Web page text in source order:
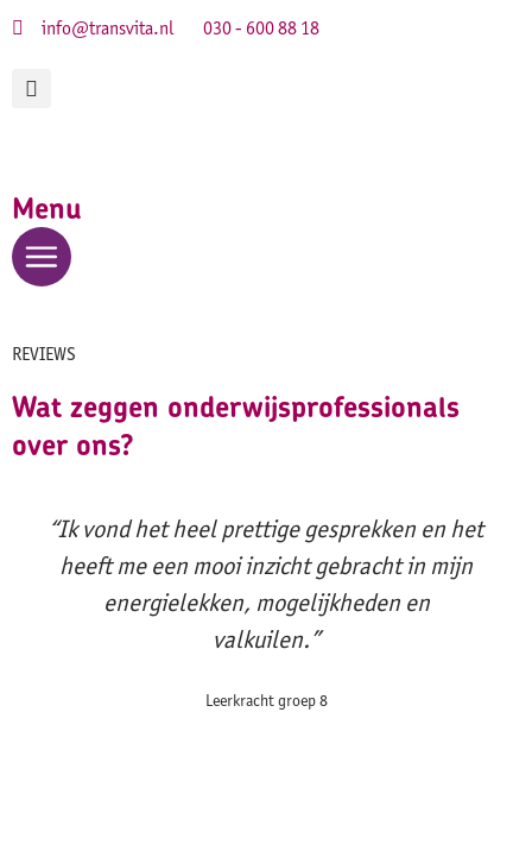
info@transvita.nl 030 - 600 88 18
Menu
REVIEWS
Wat zeggen onderwijsprofessionals
over ons?
“Ik vond het heel prettige gesprekken en het
heeft me een mooi inzicht gebracht in mijn
energielekken, mogelijkheden en
valkuilen.”
Leerkracht groep 8